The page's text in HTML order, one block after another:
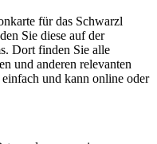
für das Schwarzl
Sie diese auf der
Dort finden Sie alle
und anderen relevanten
und kann online oder